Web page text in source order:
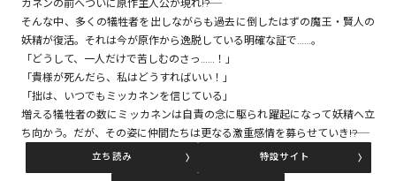
コミックエッセイ
閉じる
カネンの前へついに原作主人公が現れ――!?
そんな中、多くの犠牲者を出しながらも過去に倒したはずの魔王・賢人の
妖精が復活。それは今が原作から逸脱している明確な証で……。
「どうして、一人だけで苦しむのさっ……！」
「貴様が死んだら、私はどうすればいい！」
「拙は、いつでもミッカネンを信じている」
増える犠牲者の数にミッカネンは自責の念に駆られ躍起になって妖精へ立
ち向かう。だが、その姿に仲間たちは更なる激重感情を募らせていき――!?
立ち読み 特設サイト